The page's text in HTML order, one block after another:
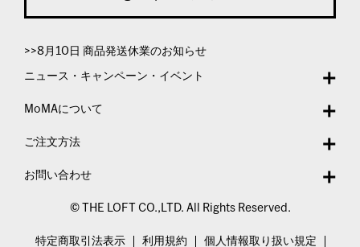
>>8月10日 商品発送休業のお知らせ
ニュース・キャンペーン・イベント
MoMAについて
ご注文方法
お問い合わせ
© THE LOFT CO.,LTD. All Rights Reserved.
特定商取引法表示 利用規約 個人情報取り扱い規定